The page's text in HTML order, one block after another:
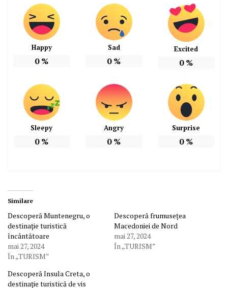
Happy
0%
Sad
0%
Excited
0%
Sleepy
0%
Angry
0%
Surprise
0%
Similare
Descoperă Muntenegru, o
destinație turistică
încântătoare
mai 27, 2024
În „TURISM”
Descoperă frumusețea
Macedoniei de Nord
mai 27, 2024
În „TURISM”
Descoperă Insula Creta, o
destinație turistică de vis